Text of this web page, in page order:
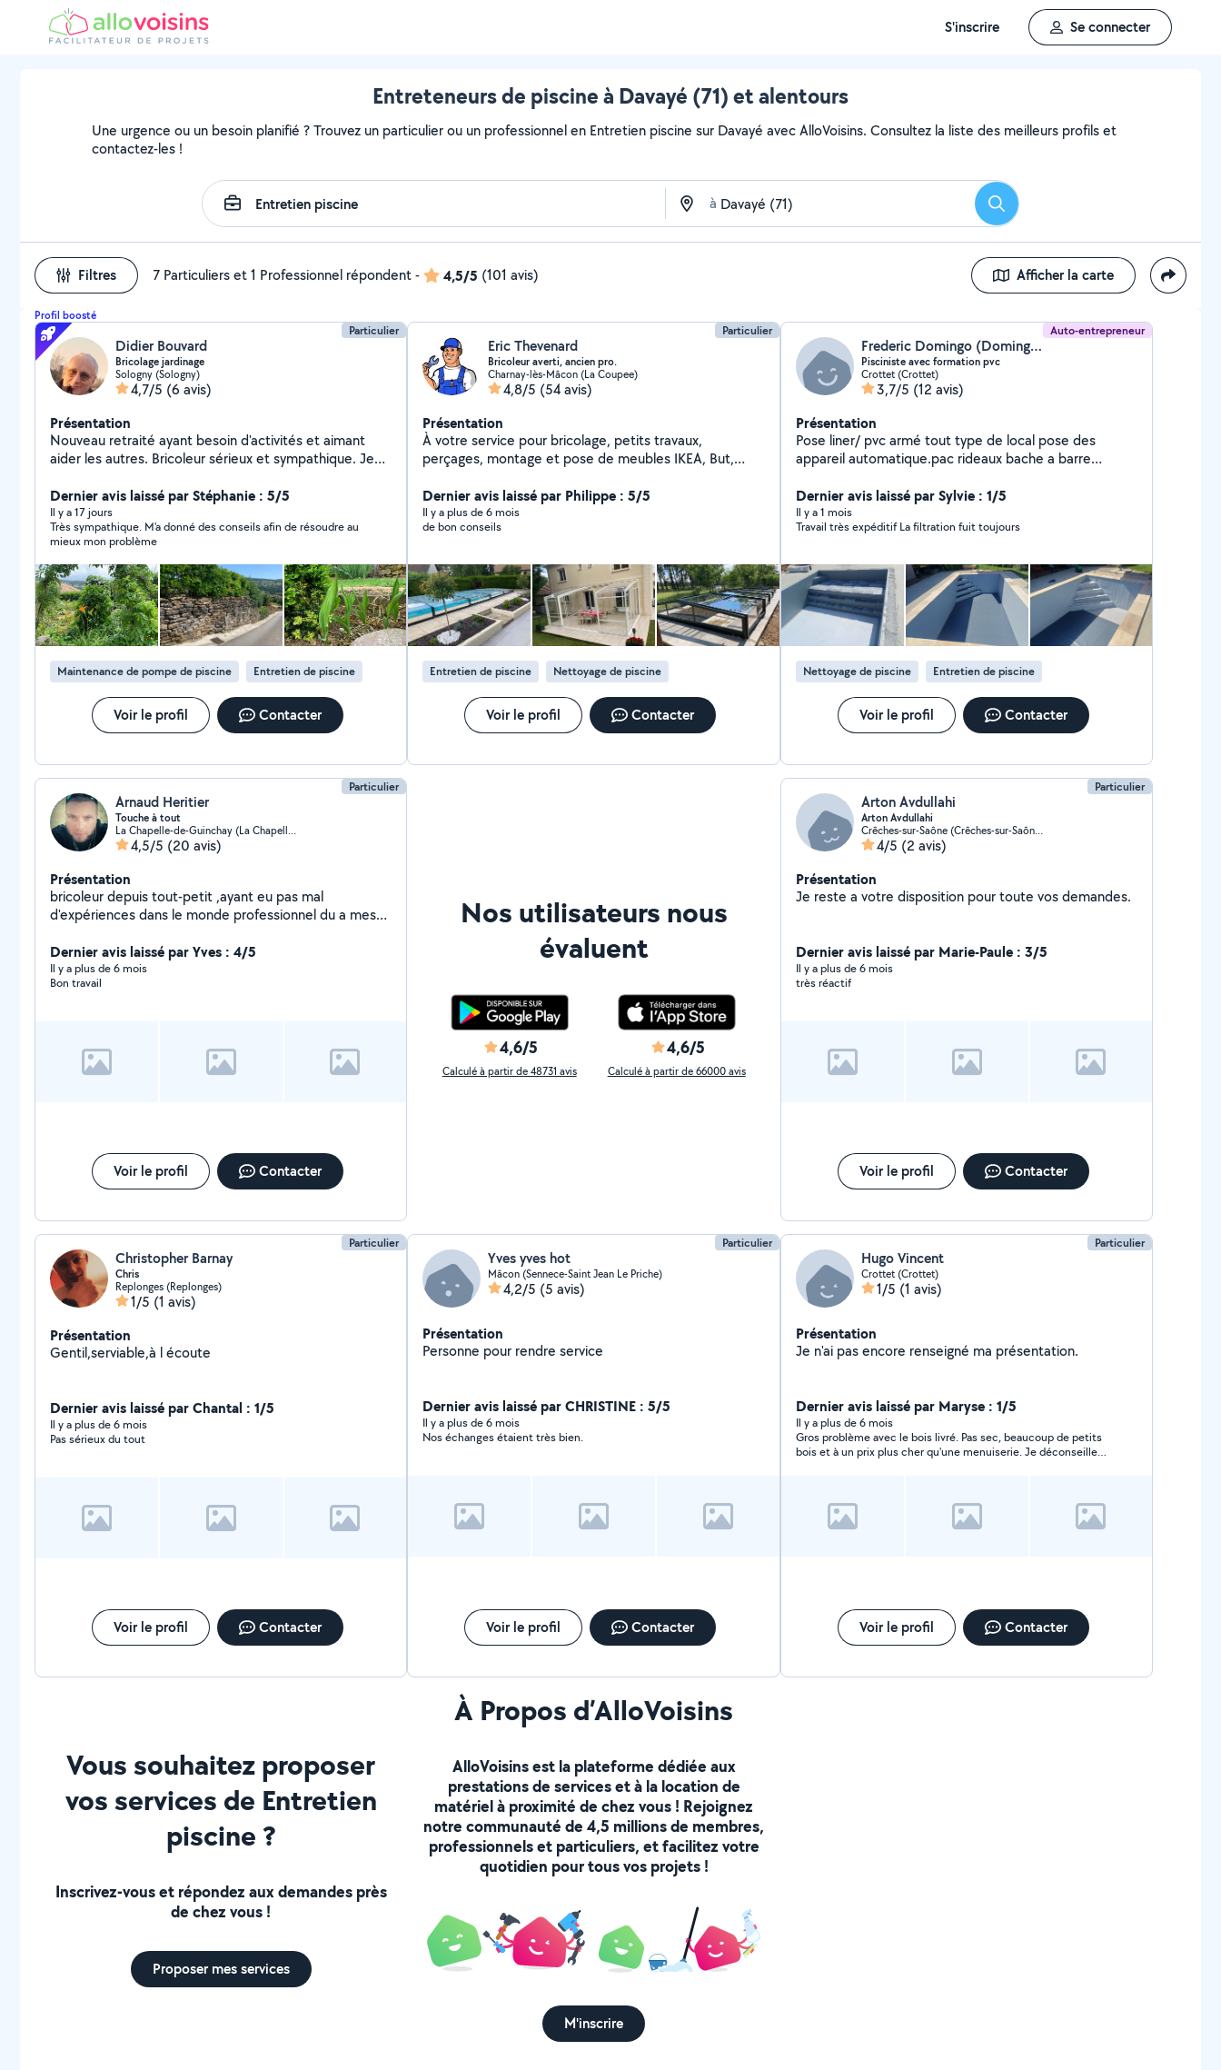
S'inscrire Se connecter
Entreteneurs de piscine à Davayé (71) et alentours
Une urgence ou un besoin planifié ? Trouvez un particulier ou un professionnel en Entretien piscine sur Davayé avec AlloVoisins. Consultez la liste des meilleurs profils et
contactez-les !
à Rechercher
Filtres 7 Particuliers et 1 Professionnel répondent- 4,5/5 (101 avis) Afficher la carte
Profil boosté
Particulier
Didier Bouvard
Bricolage jardinage
Sologny (Sologny)
4,7/5 (6 avis)
Présentation
Nouveau retraité ayant besoin d'activités et aimant
aider les autres. Bricoleur sérieux et sympathique. Je
et entretenir votre potager, modifier et entretenir
votre habitation. Touche un peu à tout. Demandez , je
réaliserai. Didier
Dernier avis laissé par Stéphanie : 5/5
Il y a 17 jours
Très sympathique. M'a donné des conseils afin de résoudre au
mieux mon problème
Maintenance de pompe de piscine Entretien de piscine
Voir le profil Contacter
Particulier
Eric Thevenard
Bricoleur averti, ancien pro.
Charnay-lès-Mâcon (La Coupee)
4,8/5 (54 avis)
Présentation
À votre service pour bricolage, petits travaux,
perçages, montage et pose de meubles IKEA, But,
meubles) Pose de tringles à rideaux ou autres
accessoires. Aides diverses bricolages ou assistance
travaux. Débarras. Jardinage, entretien mise en service
pergolas, carports. Je dispose de beaucoup
d'outillages. Dispo sur Saône et Loire et environs.
Dernier avis laissé par Philippe : 5/5
Il y a plus de 6 mois
de bon conseils
Entretien de piscine Nettoyage de piscine
Voir le profil Contacter
Auto-entrepreneur
Frederic Domingo (Domingo Frederic)
Pisciniste avec formation pvc
Crottet (Crottet)
3,7/5 (12 avis)
Présentation
Pose liner/ pvc armé tout type de local pose des
appareil automatique.pac rideaux bache a barre
Dernier avis laissé par Sylvie : 1/5
Il y a 1 mois
Travail très expéditif La filtration fuit toujours
Nettoyage de piscine Entretien de piscine
Voir le profil Contacter
Particulier
Arnaud Heritier
Touche à tout
La Chapelle-de-Guinchay (La Chapelle-de-Guinchay)
4,5/5 (20 avis)
Présentation
bricoleur depuis tout-petit ,ayant eu pas mal
d'expériences dans le monde professionnel du a mes
de nouvelle techniques , de nouveaux outils . J'ai pas
mal de matériels donc autant faire profite de mes
compétences et de mon outillages . Au plaisir de vous
Dernier avis laissé par Yves : 4/5
Il y a plus de 6 mois
Bon travail
Voir le profil Contacter
Nos utilisateurs nous
évaluent
4,6/5
Calculé à partir de 48731 avis
4,6/5
Calculé à partir de 66000 avis
Particulier
Arton Avdullahi
Arton Avdullahi
Crêches-sur-Saône (Crêches-sur-Saône)
4/5 (2 avis)
Présentation
Je reste a votre disposition pour toute vos demandes.
Dernier avis laissé par Marie-Paule : 3/5
Il y a plus de 6 mois
très réactif
Voir le profil Contacter
Particulier
Christopher Barnay
Chris
Replonges (Replonges)
1/5 (1 avis)
Présentation
Gentil,serviable,à l écoute
Dernier avis laissé par Chantal : 1/5
Il y a plus de 6 mois
Pas sérieux du tout
Voir le profil Contacter
Particulier
Yves yves hot
Mâcon (Sennece-Saint Jean Le Priche)
4,2/5 (5 avis)
Présentation
Personne pour rendre service
Dernier avis laissé par CHRISTINE : 5/5
Il y a plus de 6 mois
Nos échanges étaient très bien.
Voir le profil Contacter
Particulier
Hugo Vincent
Crottet (Crottet)
1/5 (1 avis)
Présentation
Je n'ai pas encore renseigné ma présentation.
Dernier avis laissé par Maryse : 1/5
Il y a plus de 6 mois
Gros problème avec le bois livré. Pas sec, beaucoup de petits
bois et à un prix plus cher qu'une menuiserie. Je déconseille
Voir le profil Contacter
Vous souhaitez proposer
vos services de Entretien
piscine ?
Inscrivez-vous et répondez aux demandes près
de chez vous !
Proposer mes services
À Propos d’AlloVoisins
AlloVoisins est la plateforme dédiée aux
prestations de services et à la location de
matériel à proximité de chez vous ! Rejoignez
notre communauté de 4,5 millions de membres,
professionnels et particuliers, et facilitez votre
quotidien pour tous vos projets !
M'inscrire